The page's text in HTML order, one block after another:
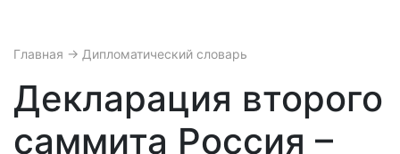
Главная → Дипломатический словарь
Декларация второго
саммита Россия –